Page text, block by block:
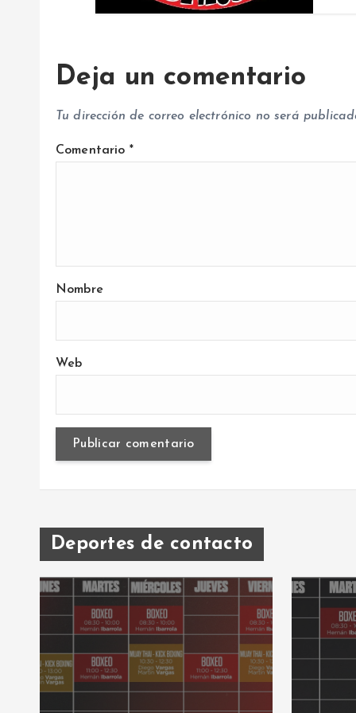
Deja un comentario
Tu dirección de correo electrónico no será
Comentario *
Nombre
Web
Deportes de contacto